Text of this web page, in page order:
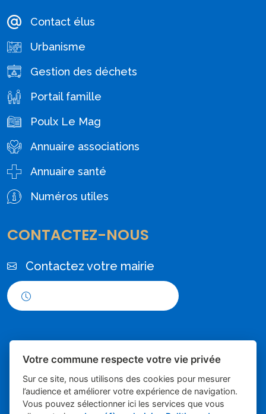
Contact élus
Urbanisme
Gestion des déchets
Portail famille
Poulx Le Mag
Annuaire associations
Annuaire santé
Numéros utiles
CONTACTEZ-NOUS
Contactez votre mairie
Votre commune respecte votre vie privée
Sur ce site, nous utilisons des cookies pour mesurer
l’audience et améliorer votre expérience de navigation.
Vous pouvez sélectionner ici les services que vous